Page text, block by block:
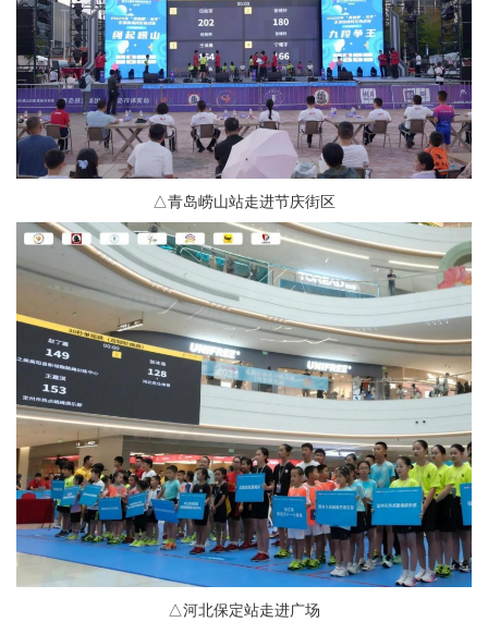
△青岛崂山站走进节庆街区
△河北保定站走进广场